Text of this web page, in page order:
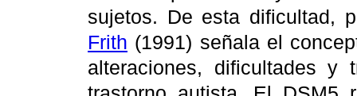
sujetos. De esta dificultad,
Frith (1991) señala el
alteraciones, dificultades y